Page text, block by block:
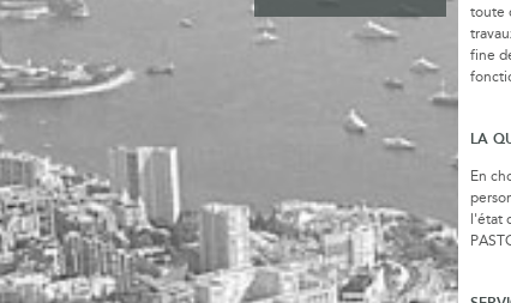
toute
fine
LA
En
l'état